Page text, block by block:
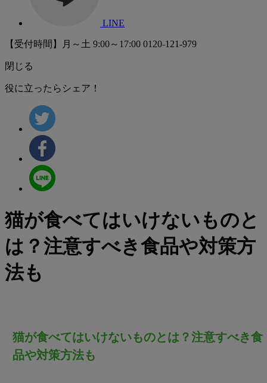
LINE
【受付時間】月～土 9:00～17:00 0120-121-979
閉じる
役に立ったらシェア！
猫が食べてはいけないものと
は？注意すべき食品や対策方
法も
猫が食べてはいけないものとは？注意すべき食
品や対策方法も